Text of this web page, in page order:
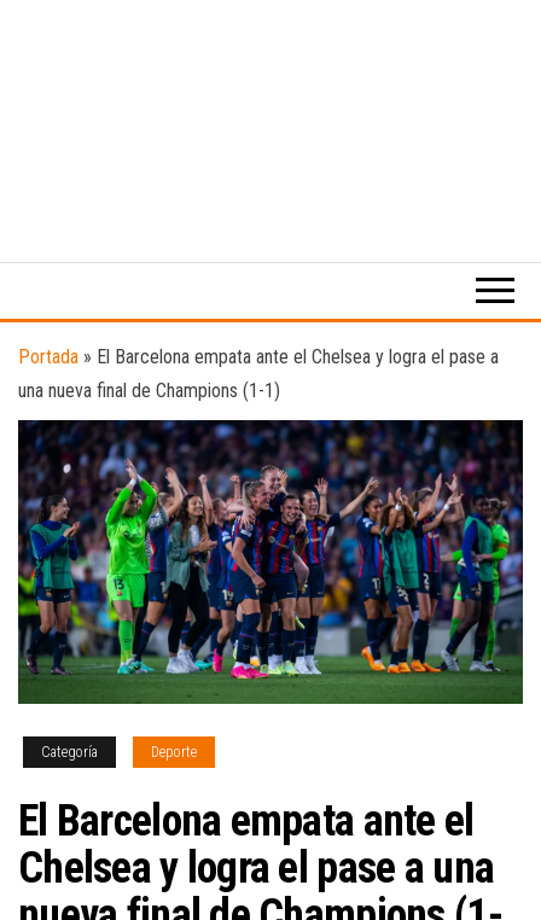
digital
el
música.
Portada » El Barcelona empata ante el Chelsea y logra el pase a
una nueva final de Champions (1-1)
Categoría Deporte
El Barcelona empata ante el
Chelsea y logra el pase a una